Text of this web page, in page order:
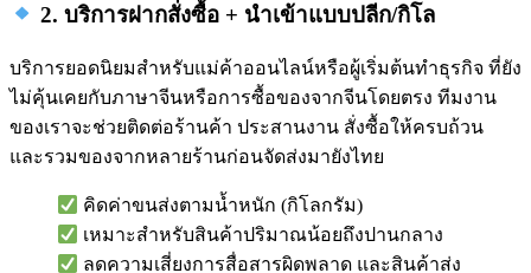
2. บริการฝากสั่งซื้อ + นำเข้าแบบปลีก/กิโล
บริการยอดนิยมสำหรับแม่ค้าออนไลน์หรือผู้เริ่มต้นทำธุรกิจ ที่ยัง
ไม่คุ้นเคยกับภาษาจีนหรือการซื้อของจากจีนโดยตรง ทีมงาน
ของเราจะช่วยติดต่อร้านค้า ประสานงาน สั่งซื้อให้ครบถ้วน
และรวมของจากหลายร้านก่อนจัดส่งมายังไทย
คิดค่าขนส่งตามน้ำหนัก (กิโลกรัม)
เหมาะสำหรับสินค้าปริมาณน้อยถึงปานกลาง
ลดความเสี่ยงการสื่อสารผิดพลาด และสินค้าส่ง